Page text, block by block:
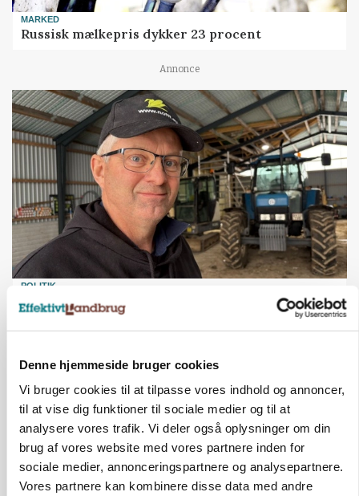
Denne hjemmeside bruger cookies
Vi bruger cookies til at tilpasse vores indhold og annoncer,
til at vise dig funktioner til sociale medier og til at
analysere vores trafik. Vi deler også oplysninger om din
brug af vores website med vores partnere inden for
sociale medier, annonceringspartnere og analysepartnere.
Vores partnere kan kombinere disse data med andre
MARKED
Russisk mælkepris dykker 23 procent
Annonce
POLITIK
»Nu stopper I«: Landbrugsdebattør og
protestgruppe vil demonstrere mod ny
gødskningslov
Annonce
Folketinget behandler ny gødskningslov: Sådan
kan den ændre din bedrift fra 2027
Annonce